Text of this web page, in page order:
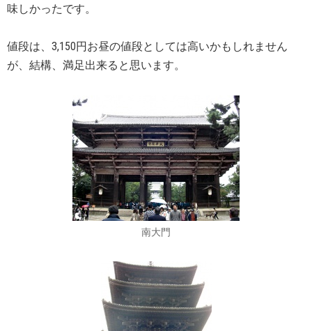
味しかったです。
値段は、3,150円お昼の値段としては高いかもしれません
が、結構、満足出来ると思います。
南大門